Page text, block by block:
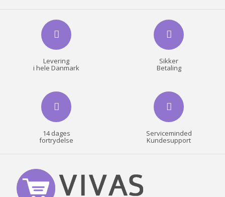
Levering
i hele Danmark
Sikker
Betaling
14 dages
fortrydelse
Serviceminded
Kundesupport